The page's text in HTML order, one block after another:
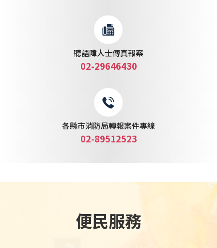
聽語障人士傳真報案
02-29646430
各縣市消防局轉報案件專線
02-89512523
便民服務